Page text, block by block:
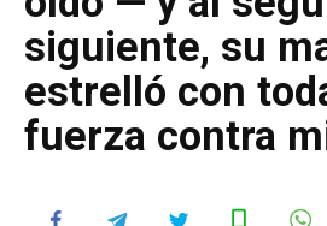
siguiente, su
estrelló con
fuerza contra